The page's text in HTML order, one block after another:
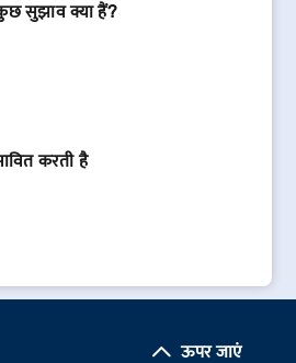
सुझाव क्या हैं?
करती है
ऊपर जाएं